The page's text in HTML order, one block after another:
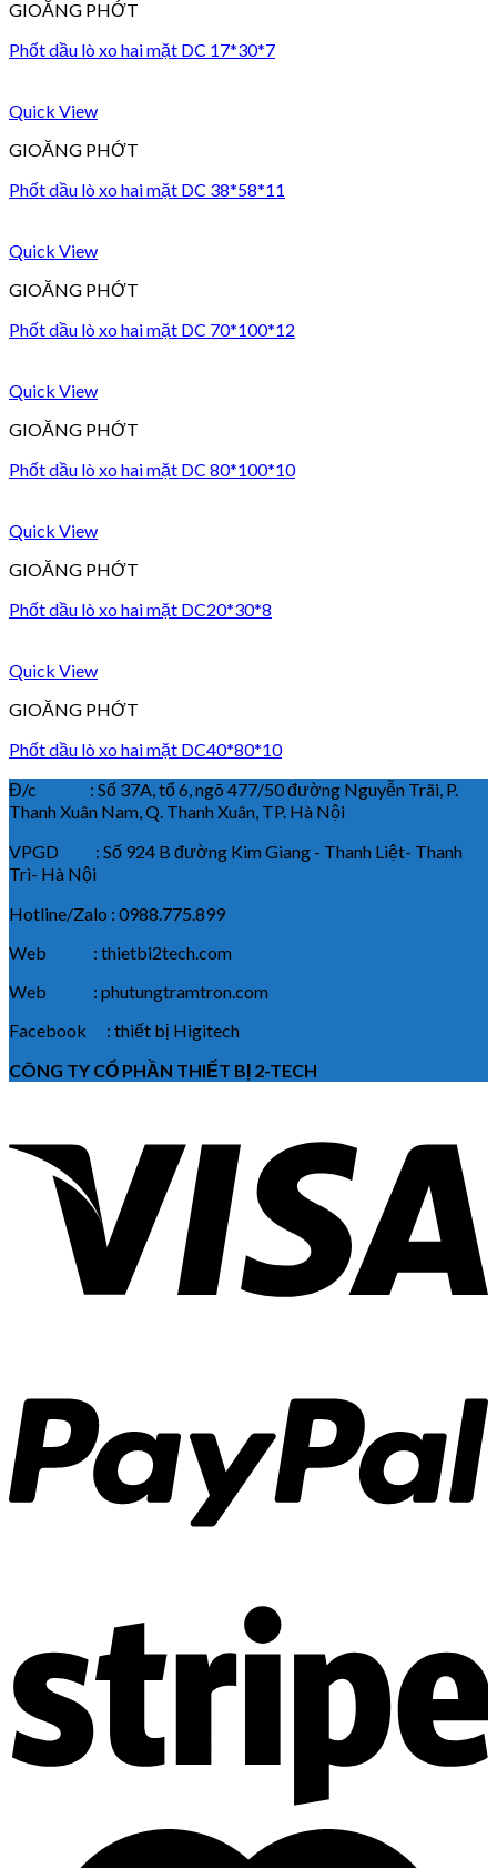
GIOĂNG PHỚT
Phốt dầu lò xo hai mặt DC 17*30*7
Quick View
GIOĂNG PHỚT
Phốt dầu lò xo hai mặt DC 38*58*11
Quick View
GIOĂNG PHỚT
Phốt dầu lò xo hai mặt DC 70*100*12
Quick View
GIOĂNG PHỚT
Phốt dầu lò xo hai mặt DC 80*100*10
Quick View
GIOĂNG PHỚT
Phốt dầu lò xo hai mặt DC20*30*8
Quick View
GIOĂNG PHỚT
Phốt dầu lò xo hai mặt DC40*80*10
Đ/c : Số 37A, tổ 6, ngõ 477/50 đường Nguyễn Trãi, P.
Thanh Xuân Nam, Q. Thanh Xuân, TP. Hà Nội
VPGD : Số 924 B đường Kim Giang - Thanh Liệt- Thanh
Trì- Hà Nội
Hotline/Zalo : 0988.775.899
Web : thietbi2tech.com
Web : phutungtramtron.com
Facebook : thiết bị Higitech
CÔNG TY CỔ PHẦN THIẾT BỊ 2-TECH